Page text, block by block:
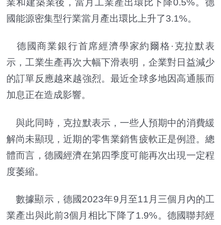
業和建築業後，當月工業產出環比下降0.5%。德
國能源密集型行業當月產出環比上升了3.1%。
德國商業銀行首席經濟學家約爾格·克拉默表
示，工業生產再次大幅下滑表明，企業對日益減少
的訂單反應越來越強烈。最近全球多地因高通脹而
加息正在造成影響。
與此同時，克拉默表示，一些人預期中的消費緩
解尚未顯現，近期的零售業銷售疲軟正是例證。總
體而言，德國經濟在第四季度可能再次出現一定程
度萎縮。
數據顯示，德國2023年9月至11月三個月內的工
業產出與此前3個月相比下降了1.9%。德國聯邦經